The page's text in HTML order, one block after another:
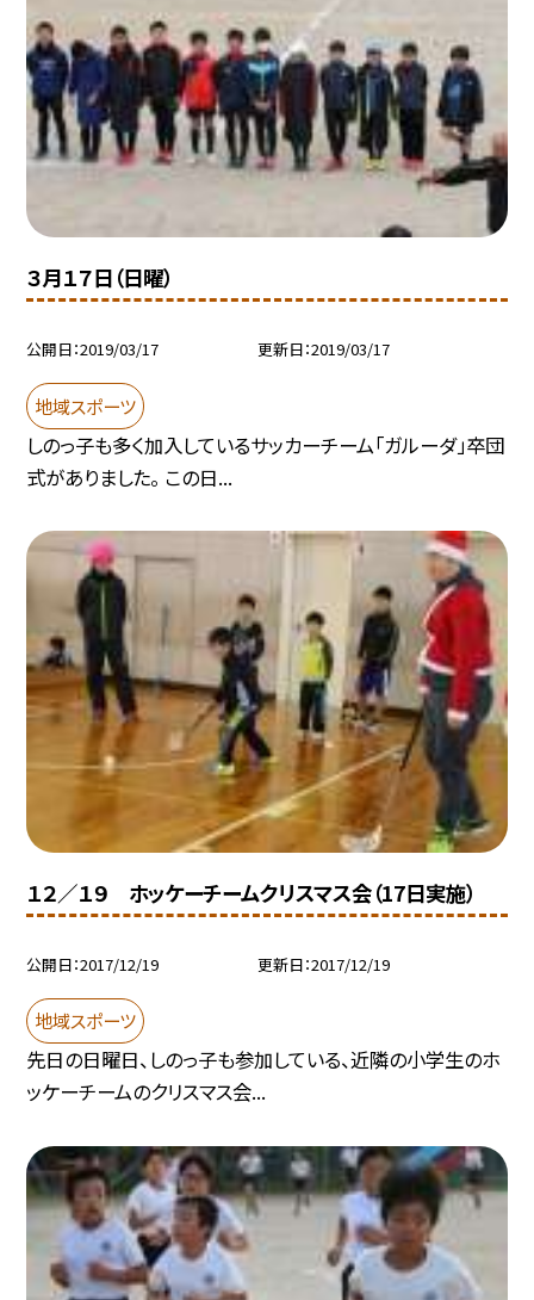
３月１７日（日曜）
公開日 2019/03/17 更新日 2019/03/17
地域スポーツ
しのっ子も多く加入しているサッカーチーム「ガルーダ」卒団
式がありました。 この日...
１２／１９ ホッケーチームクリスマス会（17日実施）
公開日 2017/12/19 更新日 2017/12/19
地域スポーツ
先日の日曜日、しのっ子も参加している、近隣の小学生のホ
ッケーチームのクリスマス会...